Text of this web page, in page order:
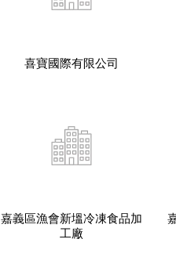
喜寶國際有限公司
嘉義區漁會新塭冷凍食品加
工廠